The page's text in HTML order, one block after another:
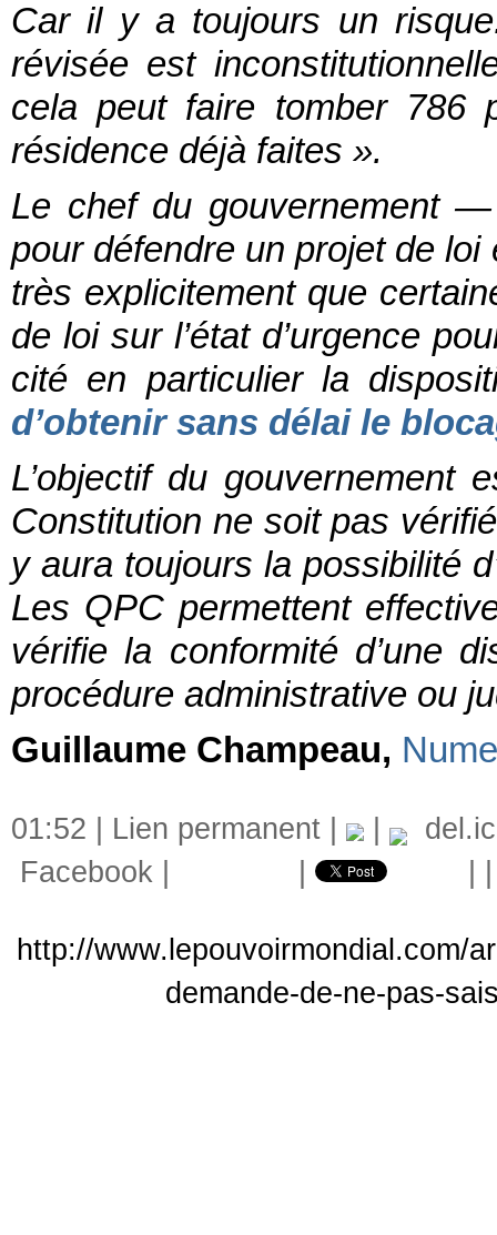
Car il y a toujours un
révisée est
cela peut faire tomber 786
résidence déjà faites ».
Le chef du gouvernement —
pour défendre un projet de
très explicitement que
de loi sur l’état d’urgence
cité en particulier la
d’obtenir sans délai le
L’objectif du
Constitution ne soit pas
y aura toujours la possibilité
Les QPC permettent
vérifie la conformité d’une
procédure administrative ou
Guillaume Champeau,
01:52 | Lien permanent
Facebook
http://www.lepouvoirmondial.com/
demande-de-ne-pas-